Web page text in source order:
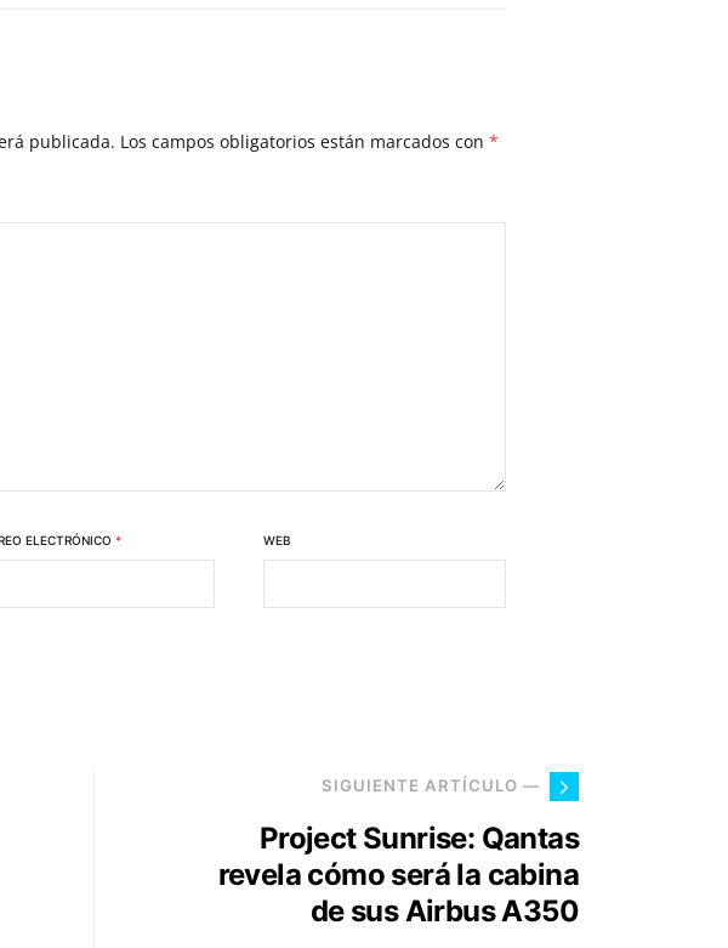
publicada. Los campos obligatorios están marcados con *
ELECTRÓNICO * WEB
SIGUIENTE ARTÍCULO —
Project Sunrise: Qantas
revela cómo será la cabina
de sus Airbus A350